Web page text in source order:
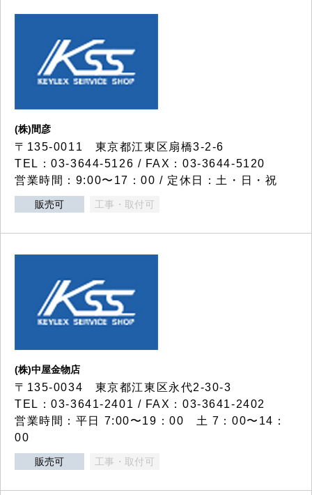
(株)間彦
〒135-0011 東京都江東区扇橋3-2-6
TEL：03-3644-5126 / FAX：03-3644-5120
営業時間：9:00〜17：00 / 定休日：土・日・祝
販売可 工事・取付可
(株)中屋金物店
〒135-0034 東京都江東区永代2-30-3
TEL：03-3641-2401 / FAX：03-3641-2402
営業時間：平日 7:00〜19：00 土 7：00〜14：
00
販売可 工事・取付可